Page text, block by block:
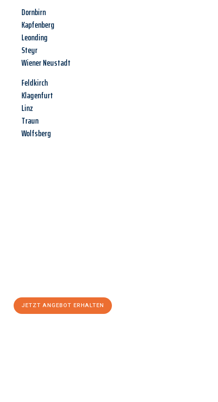
Dornbirn
Kapfenberg
Leonding
Steyr
Wiener Neustadt
Feldkirch
Klagenfurt
Linz
Traun
Wolfsberg
JETZT ANGEBOT ERHALTEN